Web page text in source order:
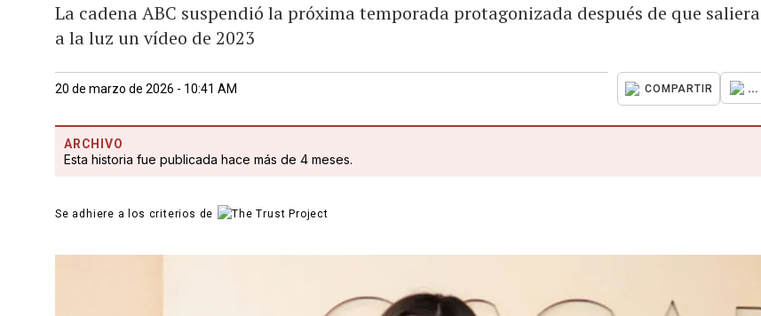
La cadena ABC suspendió la próxima temporada protagonizada después de que saliera
a la luz un vídeo de 2023
20 de marzo de 2026 - 10:41 AM COMPARTIR ...
ARCHIVO
Esta historia fue publicada hace más de 4 meses.
Se adhiere a los criterios de